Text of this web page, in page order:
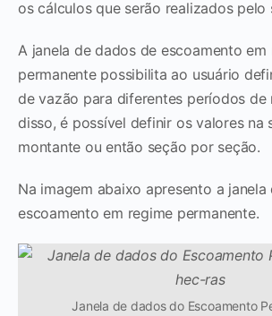
os cálculos que serão realizados pelo
A janela de dados de escoamento em
permanente possibilita ao usuário
de vazão para diferentes períodos de
disso, é possível definir os valores na
montante ou então seção por seção.
Na imagem abaixo apresento a
escoamento em regime permanente.
Janela de dados do Escoamento